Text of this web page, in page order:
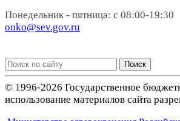
Понедельник - пятница: с 08:00-19:30
onko@sev.gov.ru
Поиск
© 1996-2026 Государственное
использование материалов сайта